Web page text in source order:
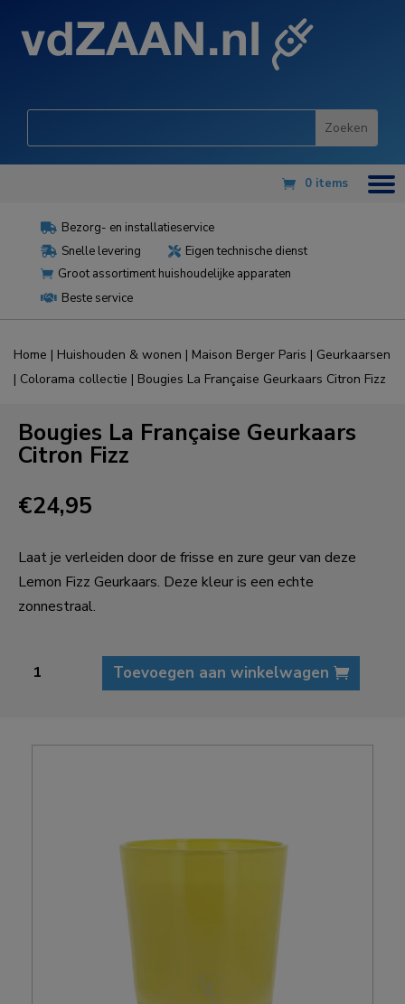
0 items
 Bezorg- en installatieservice
 Snelle levering  Eigen technische dienst
 Groot assortiment huishoudelijke apparaten
 Beste service
Home | Huishouden & wonen | Maison Berger Paris | Geurkaarsen
| Colorama collectie | Bougies La Française Geurkaars Citron Fizz
Bougies La Française Geurkaars
Citron Fizz
€24,95
Laat je verleiden door de frisse en zure geur van deze
Lemon Fizz Geurkaars. Deze kleur is een echte
zonnestraal.
Toevoegen aan winkelwagen